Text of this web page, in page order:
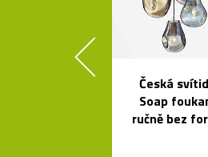
Česká
Soap
ručně bez